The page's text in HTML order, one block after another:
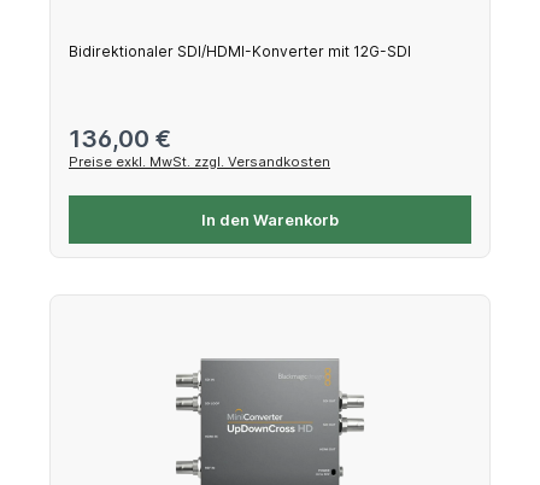
Bidirektionaler SDI/HDMI-Konverter mit 12G-SDI
Regulärer Preis:
136,00 €
Preise exkl. MwSt. zzgl. Versandkosten
In den Warenkorb